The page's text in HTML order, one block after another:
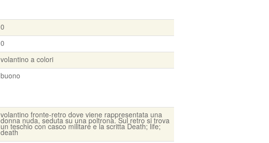
0
0
volantino a colori
buono
volantino fronte-retro dove viene rappresentata una
donna nuda, seduta su una poltrona. Sul retro si trova
un teschio con casco militare e la scritta Death; life;
death